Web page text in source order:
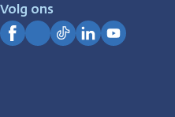
Volg ons